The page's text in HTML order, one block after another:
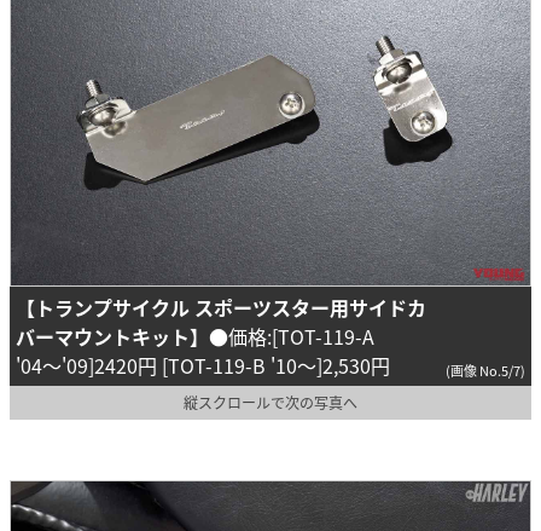
【トランプサイクル スポーツスター用サイドカ
バーマウントキット】 ●価格:[TOT-119-A
'04〜'09]2420円 [TOT-119-B '10〜]2,530円
(画像 No.5/7)
縦スクロールで次の写真へ